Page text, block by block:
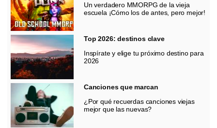
Un verdadero MMORPG de la vieja
escuela ¡Cómo los de antes, pero mejor!
Top 2026: destinos clave
Inspírate y elige tu próximo destino para
2026
Canciones que marcan
¿Por qué recuerdas canciones viejas
mejor que las nuevas?